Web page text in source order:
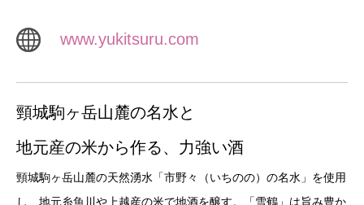
www.yukitsuru.com
頸城駒ヶ岳山麓の名水と
地元産の米から作る、力強い酒
頸城駒ヶ岳山麓の天然湧水「市野々（いちのの）の名水」を使用
し、地元糸魚川や上越産の米で地酒を醸す。「雪鶴」は旨み豊か